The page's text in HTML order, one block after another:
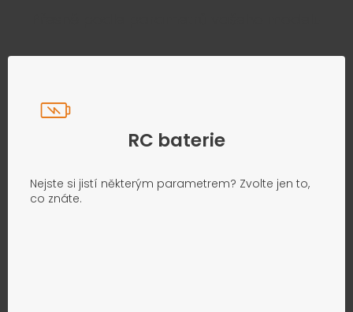
RC baterie
Nejste si jistí některým parametrem? Zvolte jen to,
co znáte.